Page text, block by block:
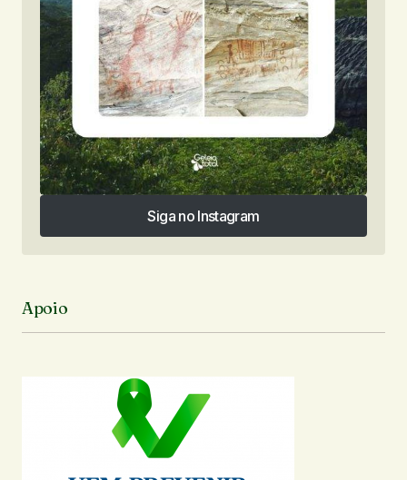
Siga no Instagram
Siga no Instagram
Apoio